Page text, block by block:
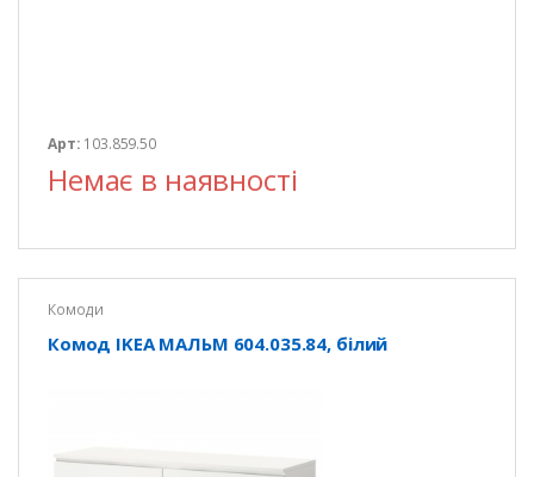
Арт: 103.859.50
Немає в наявності
Комоди
Комод IKEA МАЛЬМ 604.035.84, білий